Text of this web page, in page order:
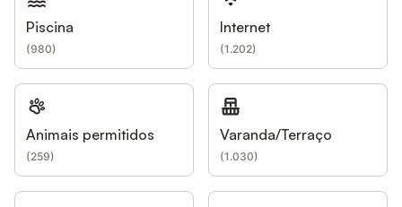
Piscina
(980)
Internet
(1.202)
Animais permitidos
(259)
Varanda/Terraço
(1.030)